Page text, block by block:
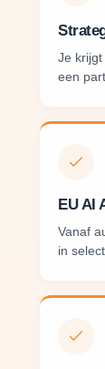
Je
een
EU AI
Vanaf
in